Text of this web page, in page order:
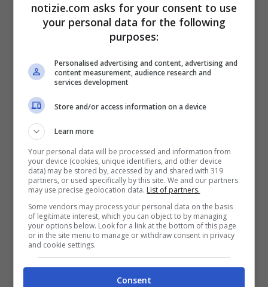
Nave Diciotti, la
Cassazione ha deciso: il
governo dovrà risarcire i
migranti. Salvini: “I
giudici accolgano i
clandestini in casa
propria”
7 Marzo 2025 - 11:57
notizie.com asks for your consent to use
your personal data for the following
purposes:
Personalised advertising and content, advertising and
content measurement, audience research and
services development
Store and/or access information on a device
Learn more
Your personal data will be processed and information from
your device (cookies, unique identifiers, and other device
data) may be stored by, accessed by and shared with 319
partners, or used specifically by this site. We and our partners
may use precise geolocation data. List of partners.
Some vendors may process your personal data on the basis
of legitimate interest, which you can object to by managing
your options below. Look for a link at the bottom of this page
or in the site menu to manage or withdraw consent in privacy
and cookie settings.
Consent